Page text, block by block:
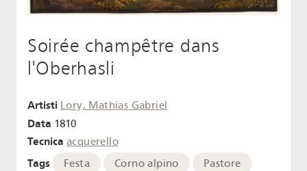
Soirée champêtre dans
l'Oberhasli
Artisti Lory, Mathias Gabriel
Data 1810
Tecnica acquerello
Tags Festa Corno alpino
Pastore